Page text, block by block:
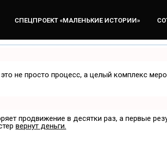
СПЕЦПРОЕКТ «МАЛЕНЬКИЕ ИСТОРИИ»
не просто процесс, а целый комплекс
продвижение в десятки раз, а первые
вернут деньги.